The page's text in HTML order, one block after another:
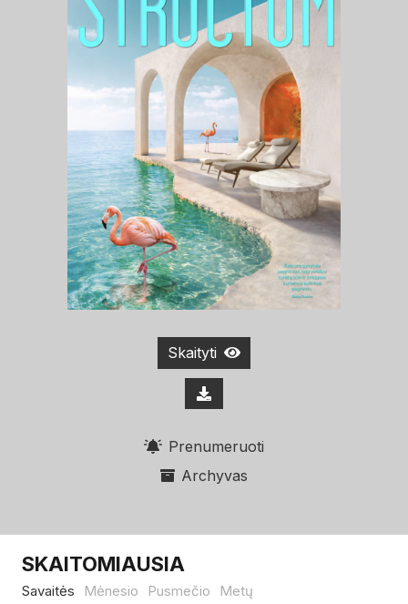
Skaityti
Prenumeruoti
Archyvas
SKAITOMIAUSIA
Savaitės Mėnesio Pusmečio Metų